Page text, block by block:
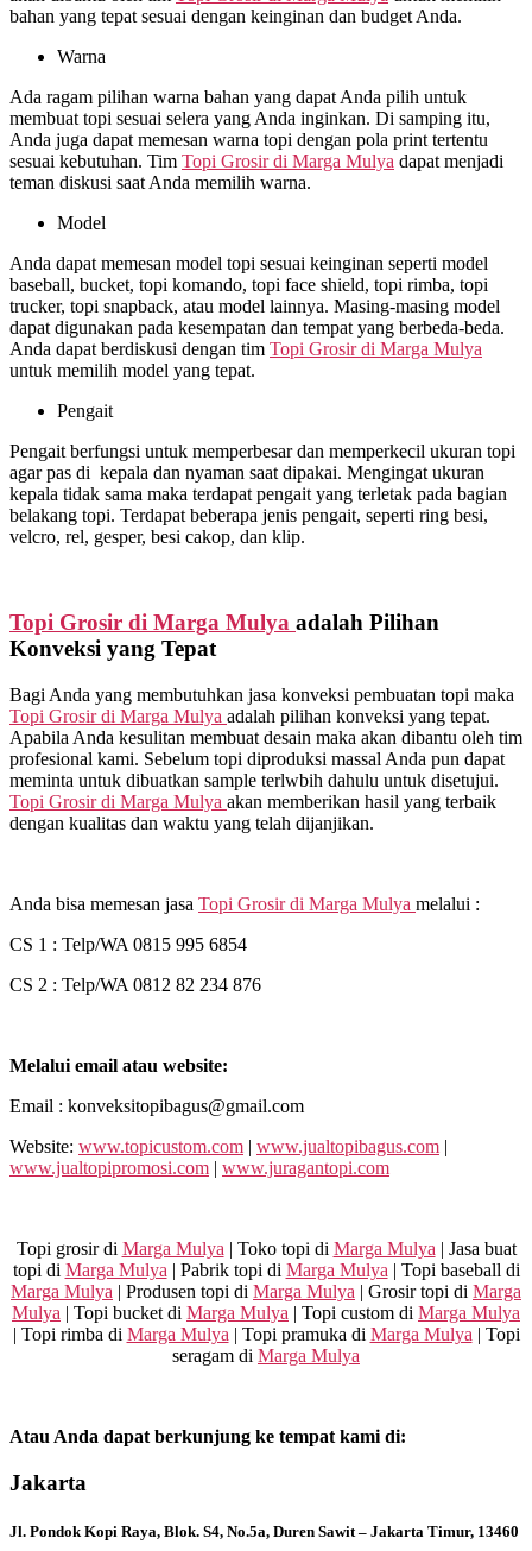
bahan yang tepat sesuai dengan keinginan dan budget Anda.
Warna
Ada ragam pilihan warna bahan yang dapat Anda pilih untuk
membuat topi sesuai selera yang Anda inginkan. Di samping itu,
Anda juga dapat memesan warna topi dengan pola print tertentu
sesuai kebutuhan. Tim Topi Grosir di Marga Mulya dapat menjadi
teman diskusi saat Anda memilih warna.
Model
Anda dapat memesan model topi sesuai keinginan seperti model
baseball, bucket, topi komando, topi face shield, topi rimba, topi
trucker, topi snapback, atau model lainnya. Masing-masing model
dapat digunakan pada kesempatan dan tempat yang berbeda-beda.
Anda dapat berdiskusi dengan tim Topi Grosir di Marga Mulya
untuk memilih model yang tepat.
Pengait
Pengait berfungsi untuk memperbesar dan memperkecil ukuran topi
agar pas di kepala dan nyaman saat dipakai. Mengingat ukuran
kepala tidak sama maka terdapat pengait yang terletak pada bagian
belakang topi. Terdapat beberapa jenis pengait, seperti ring besi,
velcro, rel, gesper, besi cakop, dan klip.
Topi Grosir di Marga Mulya adalah Pilihan
Konveksi yang Tepat
Bagi Anda yang membutuhkan jasa konveksi pembuatan topi maka
Topi Grosir di Marga Mulya adalah pilihan konveksi yang tepat.
Apabila Anda kesulitan membuat desain maka akan dibantu oleh tim
profesional kami. Sebelum topi diproduksi massal Anda pun dapat
meminta untuk dibuatkan sample terlwbih dahulu untuk disetujui.
Topi Grosir di Marga Mulya akan memberikan hasil yang terbaik
dengan kualitas dan waktu yang telah dijanjikan.
Anda bisa memesan jasa Topi Grosir di Marga Mulya melalui :
CS 1 : Telp/WA 0815 995 6854
CS 2 : Telp/WA 0812 82 234 876
Melalui email atau website:
Email : konveksitopibagus@gmail.com
Website: www.topicustom.com | www.jualtopibagus.com |
www.jualtopipromosi.com | www.juragantopi.com
Topi grosir di Marga Mulya | Toko topi di Marga Mulya | Jasa buat
topi di Marga Mulya | Pabrik topi di Marga Mulya | Topi baseball di
Marga Mulya | Produsen topi di Marga Mulya | Grosir topi di Marga
Mulya | Topi bucket di Marga Mulya | Topi custom di Marga Mulya
| Topi rimba di Marga Mulya | Topi pramuka di Marga Mulya | Topi
seragam di Marga Mulya
Atau Anda dapat berkunjung ke tempat kami di:
Jakarta
Jl. Pondok Kopi Raya, Blok. S4, No.5a, Duren Sawit – Jakarta Timur, 13460